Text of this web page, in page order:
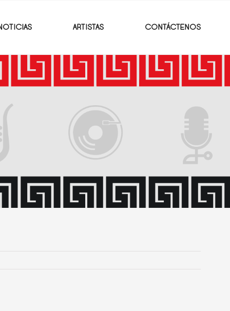
ARTISTAS CONTÁCTENOS